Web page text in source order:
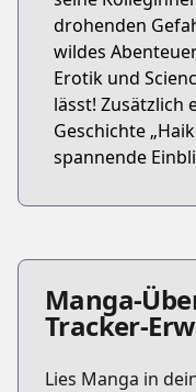
drohenden
wildes
Erotik und
lässt! Zusätzlich
Geschichte
spannende
Manga-
Tracker-
Lies Manga in